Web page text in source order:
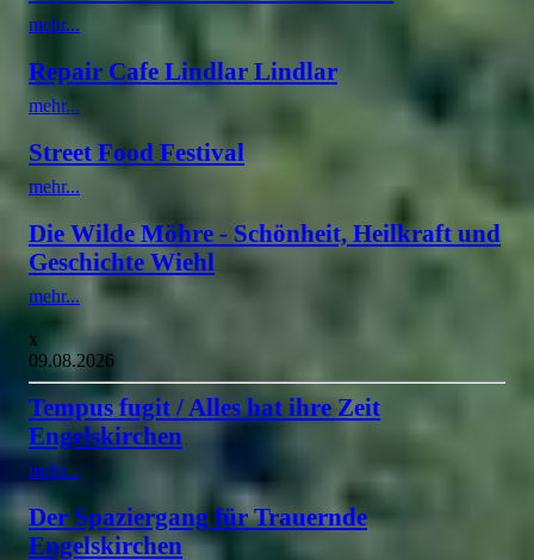
mehr...
Repair Cafe Lindlar Lindlar
mehr...
Street Food Festival
mehr...
Die Wilde Möhre - Schönheit, Heilkraft und
Geschichte Wiehl
mehr...
x
09.08.2026
Tempus fugit / Alles hat ihre Zeit
Engelskirchen
mehr...
Der Spaziergang für Trauernde
Engelskirchen